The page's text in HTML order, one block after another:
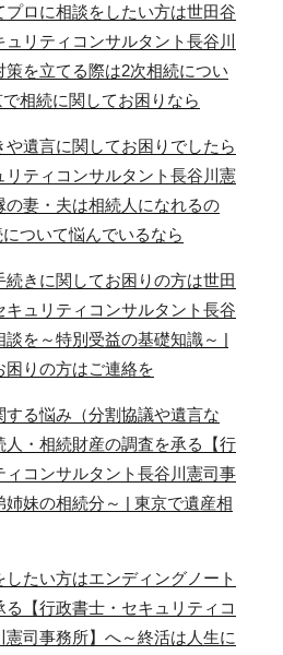
ロに相談をしたい方は世田谷
リティコンサルタント長谷川
を立てる際は2次相続につい
相続に関してお困りなら
遺言に関してお困りでしたら
リティコンサルタント長谷川憲
の妻・夫は相続人になれるの
ついて悩んでいるなら
きに関してお困りの方は世田
ュリティコンサルタント長谷
談を～特別受益の基礎知識～ |
りの方はご連絡を
る悩み（分割協議や遺言な
人・相続財産の調査を承る【行
ィコンサルタント長谷川憲司事
妹の相続分～ | 東京で遺産相
たい方はエンディングノート
【行政書士・セキュリティコ
憲司事務所】へ～終活は人生に